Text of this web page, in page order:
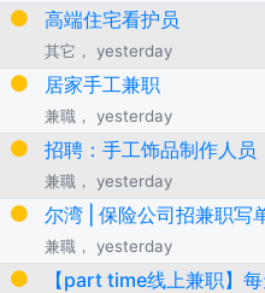
高端住宅看护员
其它， yesterday
居家手工兼职
兼職， yesterday
招聘：手工饰品制作人员
兼職， yesterday
尔湾 | 保险公司招兼职写
兼職， yesterday
【part time线上兼职】